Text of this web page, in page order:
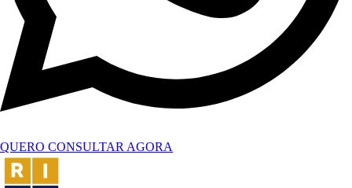
QUERO CONSULTAR AGORA